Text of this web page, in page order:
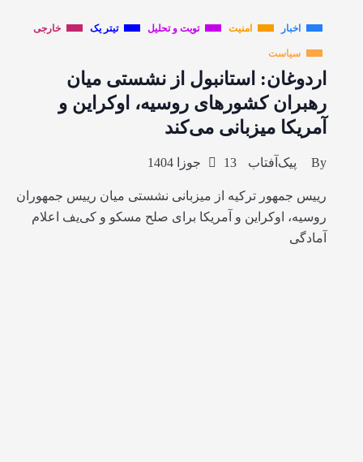
اخبار امنیت تویت و تحلیل تیتر یک خارجی
سیاست
اردوغان: استانبول از نشستی میان
رهبران کشورهای روسیه، اوکراین و
آمریکا میزبانی می‌کند
By پیک‌آفتاب 13 جوزا 1404
رییس جمهور ترکیه از میزبانی نشستی میان رییس جمهوران
روسیه، اوکراین و آمریکا برای صلح مسکو و کی‌یف اعلام
آمادگی